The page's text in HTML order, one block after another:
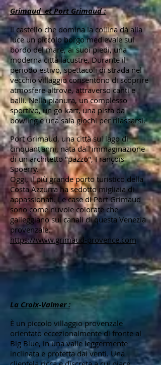
Grimaud et Port Grimaud :
Il castello che domina la collina dà alla
luce un piccolo borgo medievale sul
bordo del mare, ai suoi piedi, una
moderna città lacustre. Durante il
periodo estivo, spettacoli di strada nel
vecchio villaggio consentono di scoprire
atmosfere altrove, attraverso canti e
balli. Nella pianura, un complesso
sportivo, un go-kart, una pista da
bowling e una sala giochi per rilassarsi.
Port Grimaud, una città sul lago di
cinquant'anni, nata dall'immaginazione
di un architetto "pazzo", François
Spoerry.
Oggi, il più grande porto turistico della
Costa Azzurra ha sedotto migliaia di
appassionati. Le case di Port Grimaud
sono come nuvole colorate che
galleggiano sui canali di questa Venezia
provenzale.
https://www.grimaud-provence.com
La Croix-Valmer :
È un piccolo villaggio provenzale
orientato eccezionalmente di fronte al
Big Blue, in una valle leggermente
inclinata e protetta dai venti. Una